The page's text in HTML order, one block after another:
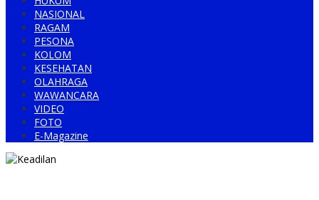
NASIONAL
RAGAM
PESONA
KOLOM
KESEHATAN
OLAHRAGA
WAWANCARA
VIDEO
FOTO
E-Magazine